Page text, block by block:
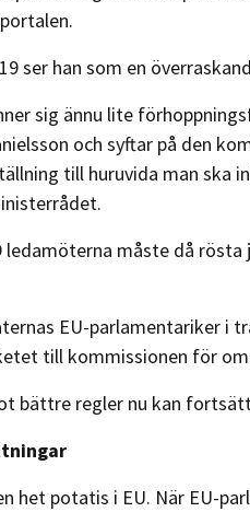
ser han som en
sig ännu lite
och syftar på den
till huruvida man ska
ledamöterna måste då
EU-parlamentariker
till kommissionen för
bättre regler nu kan
het potatis i EU. När EU-